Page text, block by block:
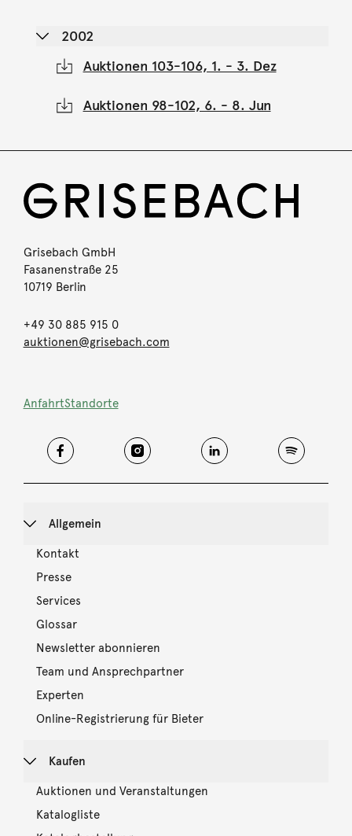
2002
Auktionen 103-106, 1. - 3. Dez
Auktionen 98-102, 6. - 8. Jun
Grisebach GmbH
Fasanenstraße 25
10719 Berlin
+49 30 885 915 0
auktionen@grisebach.com
AnfahrtStandorte
Allgemein
Kontakt
Presse
Services
Glossar
Newsletter abonnieren
Team und Ansprechpartner
Experten
Online-Registrierung für Bieter
Kaufen
Auktionen und Veranstaltungen
Katalogliste